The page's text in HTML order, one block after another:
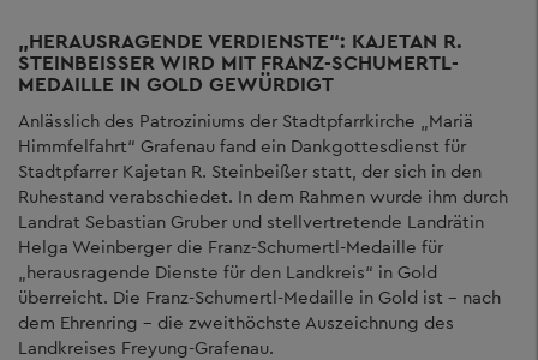
„HERAUSRAGENDE VERDIENSTE“: KAJETAN R.
STEINBEISSER WIRD MIT FRANZ-SCHUMERTL-M
EDAILLE IN GOLD GEWÜRDIGT
Anlässlich des Patroziniums der Stadtpfarrkirche „Mariä
Himmfelfahrt“ Grafenau fand ein Dankgottesdienst für
Stadtpfarrer Kajetan R. Steinbeißer statt, der sich in den
Ruhestand verabschiedet. In dem Rahmen wurde ihm durch
Landrat Sebastian Gruber und stellvertretende Landrätin
Helga Weinberger die Franz-Schumertl-Medaille für
„herausragende Dienste für den Landkreis“ in Gold
überreicht. Die Franz-Schumertl-Medaille in Gold ist – nach
dem Ehrenring – die zweithöchste Auszeichnung des
Landkreises Freyung-Grafenau.